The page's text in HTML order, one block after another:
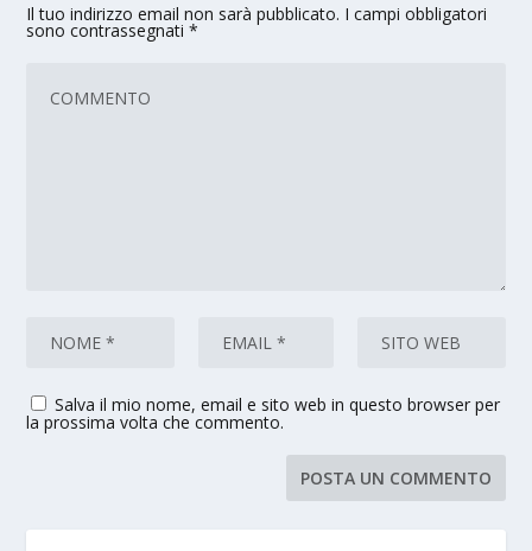
Il tuo indirizzo email non sarà pubblicato. I campi obbligatori
sono contrassegnati*
Salva il mio nome, email e sito web in questo browser per
la prossima volta che commento.